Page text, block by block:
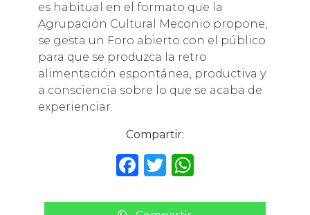
es habitual en el formato que la
Agrupación Cultural Meconio propone,
se gesta un Foro abierto con el público
para que se produzca la retro
alimentación espontánea, productiva y
a consciencia sobre lo que se acaba de
experienciar.
Compartir:
F
c
T
it
W
a